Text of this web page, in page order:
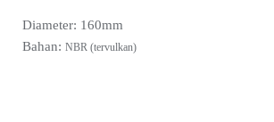
Diameter: 160mm
Bahan: NBR (tervulkan)